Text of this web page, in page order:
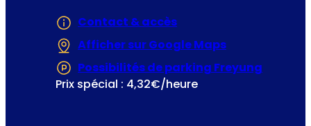
Contact & accès
Afficher sur Google Maps
Possibilités de parking Freyung
Prix spécial : 4,32€/heure